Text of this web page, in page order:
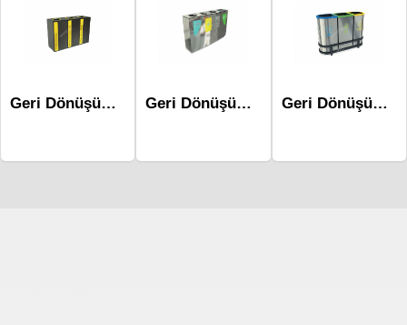
Geri Dönüşüm Atık Üniteleri Mak-660b Geri Dönüşüm Atık Üniteleri Mak-672a-Dörtlü Geri Dönüşüm Atık Üniteleri - Mak-621a